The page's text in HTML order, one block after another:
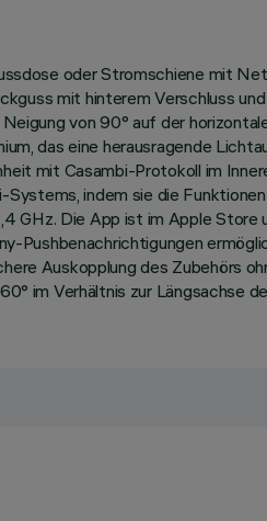
oder Stromschiene mit
mit hinterem Verschluss
von 90° auf der
das eine herausragende
mit Casambi-Protokoll im
indem sie die
Die App ist im Apple Store
Pushbenachrichtigungen
Auskopplung des Zubehörs
im Verhältnis zur Längsachse